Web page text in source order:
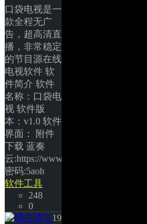
口袋电视是一
款全程无广
告，超高清直
播，非常稳定
的节目源在线
电视软件 软
件简介 软件
名称：口袋电
视 软件版
本：v1.0 软件
界面： 附件
下载 蓝奏
云:https://www.lanzous.com/i31oncd
密码:5aoh
软件工具
248
0
博主19